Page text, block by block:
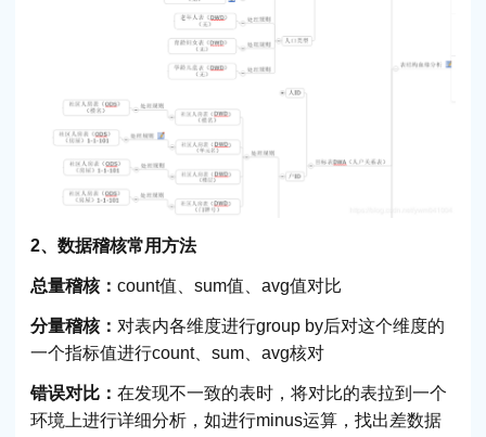
2、数据稽核常用方法
总量稽核： count值、sum值、avg值对比
分量稽核： 对表内各维度进行group by后对这个维度的
一个指标值进行count、sum、avg核对
错误对比： 在发现不一致的表时，将对比的表拉到一个
环境上进行详细分析，如进行minus运算，找出差数据